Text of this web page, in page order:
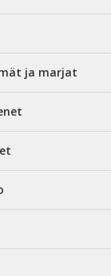
ja marjat